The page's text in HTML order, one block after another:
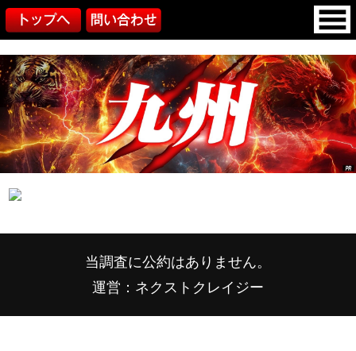
当調査に公約はありません。
運営：ネクストクレイジー